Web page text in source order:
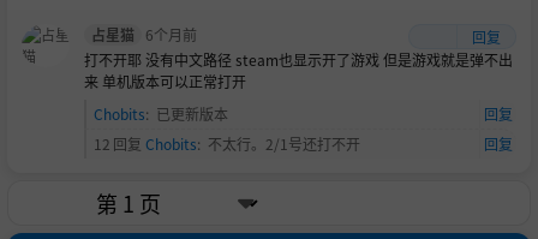
占星猫 6个月前
回复
打不开耶 没有中文路径 steam也显示开了游戏 但是游戏就是弹不出
来 单机版本可以正常打开
Chobits: 已更新版本
回复
12 回复 Chobits: 不太行。2/1号还打不开 回复